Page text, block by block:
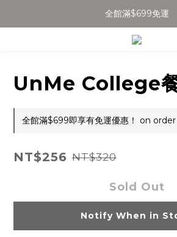
全館滿$699免運
加入會員得$100購物金
全館滿$699免運
UnMe College
全館滿$699即享有免運優惠！ on order
NT$256 NT$320
Sold Out
Notify When in